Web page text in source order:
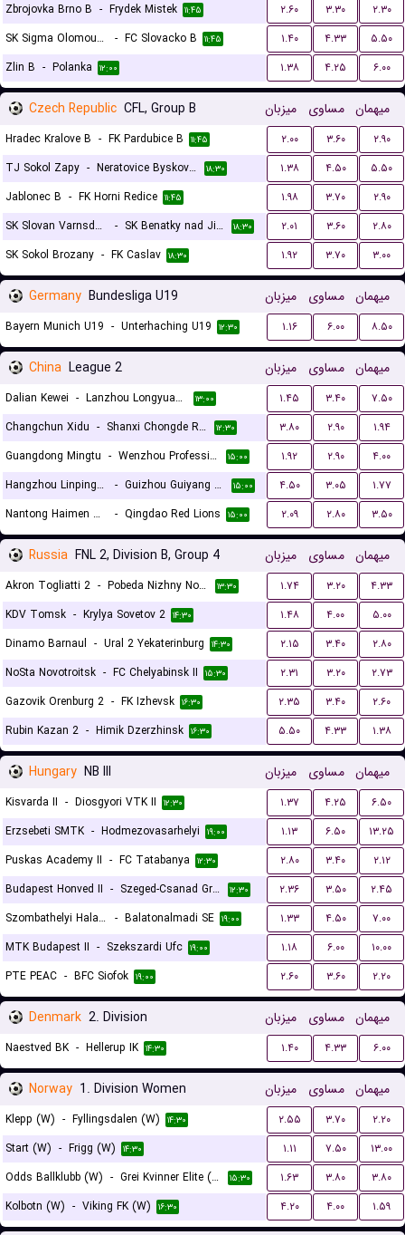
Zbrojovka Brno B - Frydek Mistek ۱۱:۴۵ ۲.۶۰ ۳.۳۰
۲.۳۰
SK Sigma Olomouc 2
- FC Slovacko B ۱۱:۴۵ ۱.۴۰ ۴.۳۳
۵.۵۰
Zlin B - Polanka ۱۲:۰۰ ۱.۳۸ ۴.۲۵ ۶.۰۰
Czech Republic CFL, Group B میزبان مساوی میهمان
Hradec Kralove B - FK Pardubice B ۱۱:۴۵ ۲.۰۰ ۳.۶۰
۲.۹۰
TJ Sokol Zapy - Neratovice Byskovice ۱۸:۳۰ ۱.۳۸ ۴.۵۰
۵.۵۰
Jablonec B - FK Horni Redice ۱۱:۴۵ ۱.۹۸ ۳.۷۰
۲.۹۰
SK Slovan Varnsdorf
- SK Benatky nad Jizerou ۱۸:۳۰ ۲.۰۱ ۳.۶۰
۲.۸۰
SK Sokol Brozany - FK Caslav ۱۸:۳۰ ۱.۹۲ ۳.۷۰ ۳.۰۰
Germany Bundesliga U19 میزبان مساوی میهمان
Bayern Munich U19 - Unterhaching U19 ۱۲:۳۰ ۱.۱۶ ۶.۰۰ ۸.۵۰
China League 2 میزبان مساوی میهمان
Dalian Kewei - Lanzhou Longyuan Athletic ۱۳:۰۰ ۱.۴۵ ۳.۴۰
۷.۵۰
Changchun Xidu - Shanxi Chongde Ronghai Football Club ۱۲:۳۰ ۳.۸۰ ۲.۹۰
۱.۹۴
Guangdong Mingtu - Wenzhou Professional F.C ۱۵:۰۰ ۱.۹۲ ۲.۹۰
۴.۰۰
Hangzhou Linping Wuyue
- Guizhou Guiyang Athletic ۱۵:۰۰ ۴.۵۰ ۳.۰۵
۱.۷۷
Nantong Haimen Codion
- Qingdao Red Lions ۱۵:۰۰ ۲.۰۹ ۲.۸۰ ۳.۵۰
Russia FNL 2, Division B, Group 4 میزبان مساوی میهمان
Akron Togliatti 2 - Pobeda Nizhny Novgorod ۱۳:۳۰ ۱.۷۴ ۳.۲۰
۴.۳۳
KDV Tomsk - Krylya Sovetov 2 ۱۴:۳۰ ۱.۴۸ ۴.۰۰
۵.۰۰
Dinamo Barnaul - Ural 2 Yekaterinburg ۱۴:۳۰ ۲.۱۵ ۳.۴۰
۲.۸۰
NoSta Novotroitsk - FC Chelyabinsk II ۱۵:۳۰ ۲.۳۱ ۳.۲۰
۲.۷۳
Gazovik Orenburg 2 - FK Izhevsk ۱۶:۳۰ ۲.۳۵ ۳.۴۰
۲.۶۰
Rubin Kazan 2 - Himik Dzerzhinsk ۱۶:۳۰ ۵.۵۰ ۴.۳۳ ۱.۳۸
Hungary NB III میزبان مساوی میهمان
Kisvarda II - Diosgyori VTK II ۱۲:۳۰ ۱.۳۷ ۴.۲۵
۶.۵۰
Erzsebeti SMTK - Hodmezovasarhelyi ۱۹:۰۰ ۱.۱۳ ۶.۵۰
۱۳.۲۵
Puskas Academy II - FC Tatabanya ۱۲:۳۰ ۲.۸۰ ۳.۴۰
۲.۱۲
Budapest Honved II - Szeged-Csanad Grosics II ۱۲:۳۰ ۲.۳۶ ۳.۵۰
۲.۴۵
Szombathelyi Haladas - Balatonalmadi SE ۱۹:۰۰ ۱.۳۳ ۴.۵۰
۷.۰۰
MTK Budapest II - Szekszardi Ufc ۱۹:۰۰ ۱.۱۸ ۶.۰۰
۱۰.۰۰
PTE PEAC - BFC Siofok ۱۹:۰۰ ۲.۶۰ ۳.۶۰ ۲.۲۰
Denmark 2. Division میزبان مساوی میهمان
Naestved BK - Hellerup IK ۱۴:۳۰ ۱.۴۰ ۴.۳۳ ۶.۰۰
Norway 1. Division Women میزبان مساوی میهمان
Klepp (W) - Fyllingsdalen (W) ۱۴:۳۰ ۲.۵۵ ۳.۷۰
۲.۲۰
Start (W) - Frigg (W) ۱۴:۳۰ ۱.۱۱ ۷.۵۰
۱۳.۰۰
Odds Ballklubb (W) - Grei Kvinner Elite (W) ۱۵:۳۰ ۱.۶۳ ۳.۸۰
۳.۸۰
Kolbotn (W) - Viking FK (W) ۱۶:۳۰ ۴.۲۰ ۴.۰۰ ۱.۵۹